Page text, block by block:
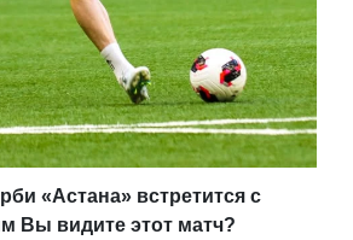
«Астана» встретится с
Вы видите этот матч?